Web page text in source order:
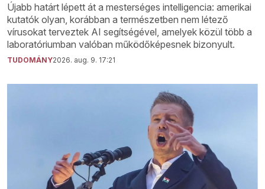
Újabb határt lépett át a mesterséges intelligencia: amerikai
kutatók olyan, korábban a természetben nem létező
vírusokat terveztek AI segítségével, amelyek közül több a
laboratóriumban valóban működőképesnek bizonyult.
TUDOMÁNY2026. aug. 9. 17:21